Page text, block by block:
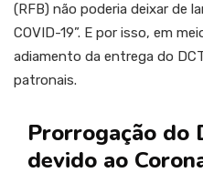
(RFB) não poderia deixar de
COVID-19”. E por isso, em
adiamento da entrega do
patronais.
Prorrogação do
devido ao